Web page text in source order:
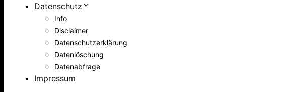
Datenschutz
Info
Disclaimer
Datenschutzerklärung
Datenlöschung
Datenabfrage
Impressum